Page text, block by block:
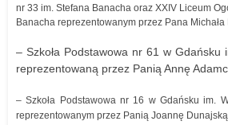
nr 33 im. Stefana Banacha oraz XXIV Liceum
Banacha reprezentowanym przez Pana
– Szkoła Podstawowa nr 61 w Gdańsku
reprezentowaną przez Panią Annę
–Szkoła Podstawowa nr 16 w Gdańsku im.
reprezentowanym przez Panią Joannę Dunajską.